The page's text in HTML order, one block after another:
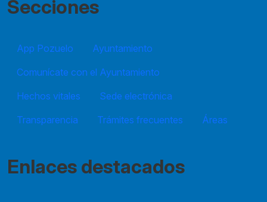
Secciones
App Pozuelo
Ayuntamiento
Comunícate con el Ayuntamiento
Hechos vitales
Sede electrónica
Transparencia
Trámites frecuentes Áreas
Enlaces destacados